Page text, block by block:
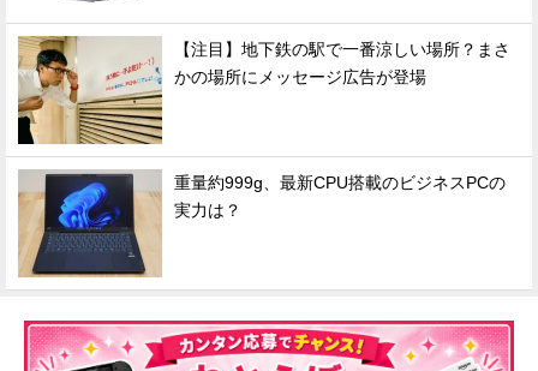
【注目】地下鉄の駅で一番涼しい場所？まさ
かの場所にメッセージ広告が登場
重量約999g、最新CPU搭載のビジネスPCの
実力は？